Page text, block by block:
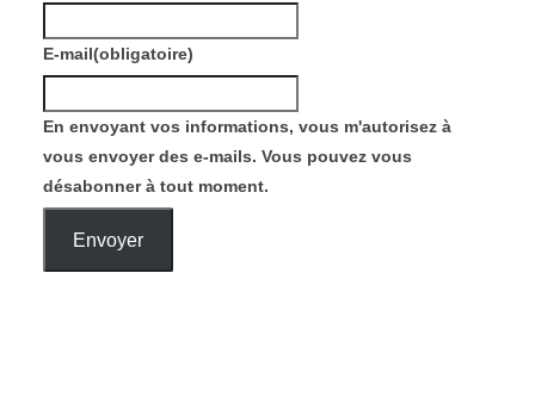
E-mail(obligatoire)
En envoyant vos informations, vous m'autorisez à
vous envoyer des e-mails. Vous pouvez vous
désabonner à tout moment.
Envoyer